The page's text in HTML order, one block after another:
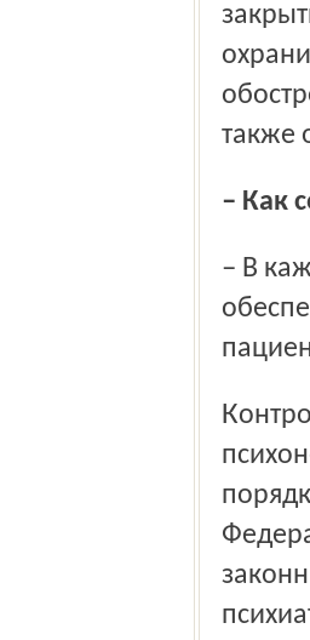
также
–
– В каждом психиатрическом подразделении больницы
Контроль за деятельностью психиатрических и